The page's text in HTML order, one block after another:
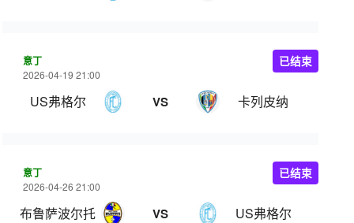
意丁
2026-04-19 21:00
US弗格尔 VS 卡列皮纳
已结束
意丁
2026-04-26 21:00
布鲁萨波尔托 VS US弗格尔
已结束